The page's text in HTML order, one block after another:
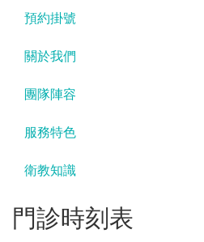
預約掛號
關於我們
團隊陣容
服務特色
衛教知識
門診時刻表